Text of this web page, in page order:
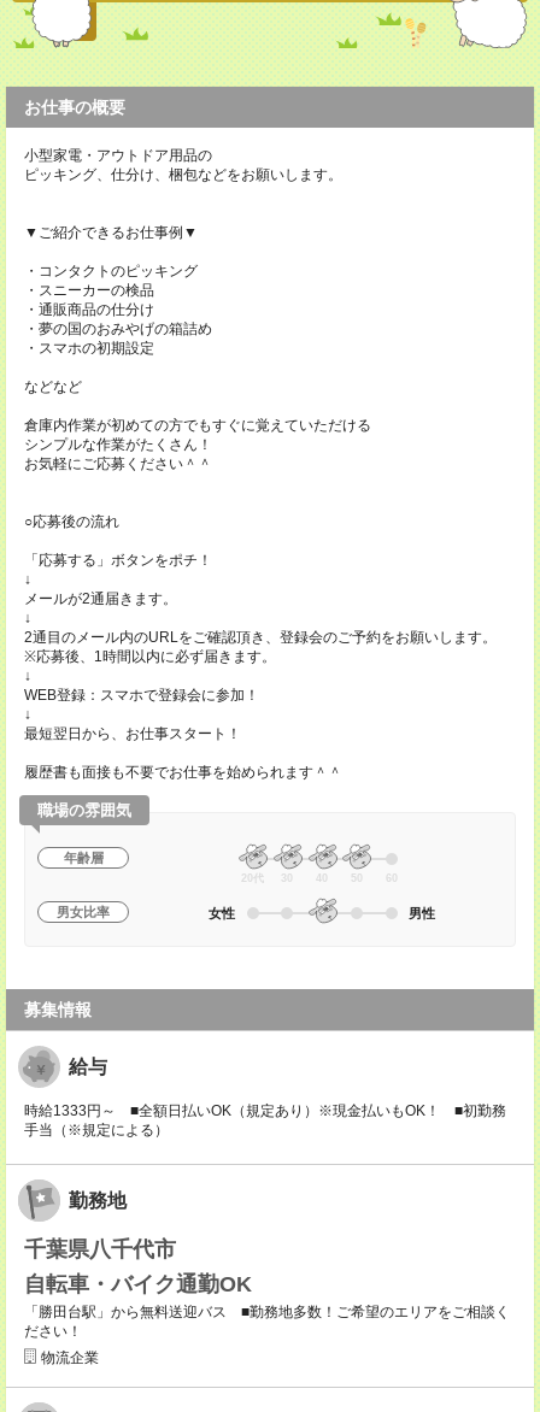
お仕事の概要
小型家電・アウトドア用品の
ピッキング、仕分け、梱包などをお願いします。
▼ご紹介できるお仕事例▼
・コンタクトのピッキング
・スニーカーの検品
・通販商品の仕分け
・夢の国のおみやげの箱詰め
・スマホの初期設定
などなど
倉庫内作業が初めての方でもすぐに覚えていただける
シンプルな作業がたくさん！
お気軽にご応募ください＾＾
○応募後の流れ
「応募する」ボタンをポチ！
↓
メールが2通届きます。
↓
2通目のメール内のURLをご確認頂き、登録会のご予約をお願いします。
※応募後、1時間以内に必ず届きます。
↓
WEB登録：スマホで登録会に参加！
↓
最短翌日から、お仕事スタート！
履歴書も面接も不要でお仕事を始められます＾＾
職場の雰囲気
年齢層
20代 30 40 50 60
男女比率 女性 男性
募集情報
給与
時給1333円～ ■全額日払いOK（規定あり）※現金払いもOK！ ■初勤務
手当（※規定による）
勤務地
千葉県八千代市
自転車・バイク通勤OK
「勝田台駅」から無料送迎バス ■勤務地多数！ご希望のエリアをご相談く
ださい！
物流企業